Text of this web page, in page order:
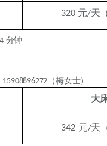
320 元/天
4 分钟
15908896272 （梅女士）
大
342 元/天